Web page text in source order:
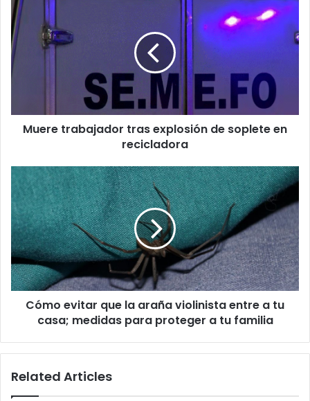
trabajador
tras
explosión
de
soplete
Muere trabajador tras explosión de soplete en
recicladora
Cómo
evitar
que
la
araña
violinista
entre
a
tu
casa;
medidas
tu
Cómo evitar que la araña violinista entre a tu
casa; medidas para proteger a tu familia
Related Articles